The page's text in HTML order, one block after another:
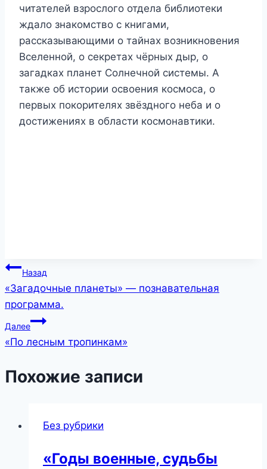
читателей взрослого отдела библиотеки
ждало знакомство с книгами,
рассказывающими о тайнах возникновения
Вселенной, о секретах чёрных дыр, о
загадках планет Солнечной системы. А
также об истории освоения космоса, о
первых покорителях звёздного неба и о
достижениях в области космонавтики.
Навигация
по
записям
Назад
«Загадочные планеты» — познавательная
программа.
Далее
«По лесным тропинкам»
Похожие записи
Без рубрики
«Годы военные, судьбы